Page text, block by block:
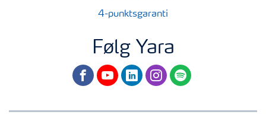
4-punktsgaranti
Følg Yara
facebookyoutubelinkedininstagram
spotify